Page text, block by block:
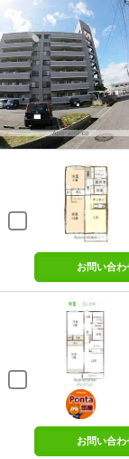
お問い合わ
ポンタ
部屋
お問い合わ